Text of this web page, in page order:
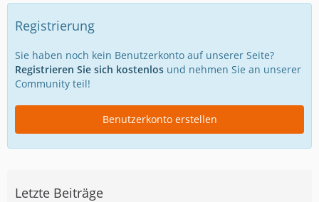
Registrierung
Sie haben noch kein Benutzerkonto auf unserer Seite?
Registrieren Sie sich kostenlos und nehmen Sie an unserer
Community teil!
Benutzerkonto erstellen
Letzte Beiträge